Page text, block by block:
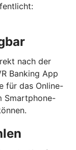
nach der
Banking App
für das Online-
Smartphone-